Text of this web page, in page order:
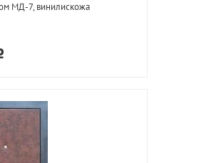
МД-7, винилискожа